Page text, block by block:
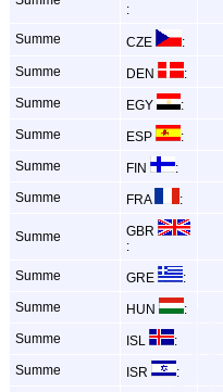
:
Summe CZE :
Summe DEN :
Summe EGY :
Summe ESP :
Summe FIN :
Summe FRA :
Summe
GBR
:
Summe GRE :
Summe HUN :
Summe ISL :
Summe ISR :